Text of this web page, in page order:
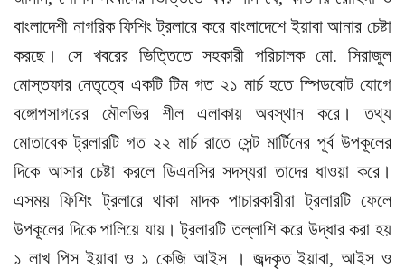
বাংলাদেশী নাগরিক ফিশিং ট্রলারে করে বাংলাদেশে ইয়াবা আনার চেষ্টা
করছে। সে খবরের ভিত্তিতে সহকারী পরিচালক মো. সিরাজুল
মোস্তফার নেতৃত্বে একটি টিম গত ২১ মার্চ হতে স্পিডবোট যোগে
বঙ্গোপসাগরের মৌলভির শীল এলাকায় অবস্থান করে। তথ্য
মোতাবেক ট্রলারটি গত ২২ মার্চ রাতে সেন্ট মার্টিনের পূর্ব উপকূলের
দিকে আসার চেষ্টা করলে ডিএনসির সদস্যরা তাদের ধাওয়া করে।
এসময় ফিশিং ট্রলারে থাকা মাদক পাচারকারীরা ট্রলারটি ফেলে
উপকূলের দিকে পালিয়ে যায়। ট্রলারটি তল্লাশি করে উদ্ধার করা হয়
১ লাখ পিস ইয়াবা ও ১ কেজি আইস । জব্দকৃত ইয়াবা, আইস ও